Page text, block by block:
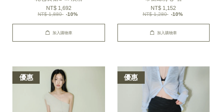
NT$ 1,692
NT$ 1,880 -10%
加入購物車
NT$ 1,152
NT$ 1,280 -10%
加入購物車
優惠 優惠